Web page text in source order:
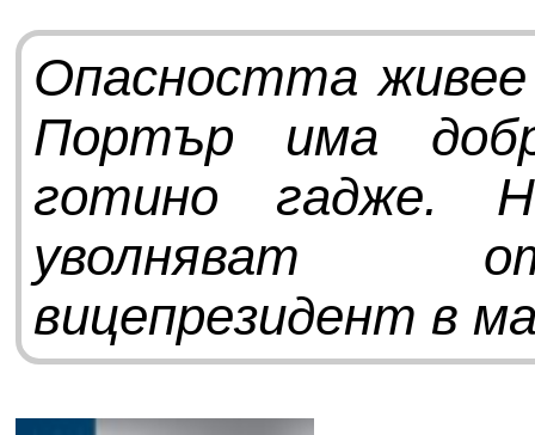
Опасността
Портър има
готино гадже.
уволняват
вицепрезидент в